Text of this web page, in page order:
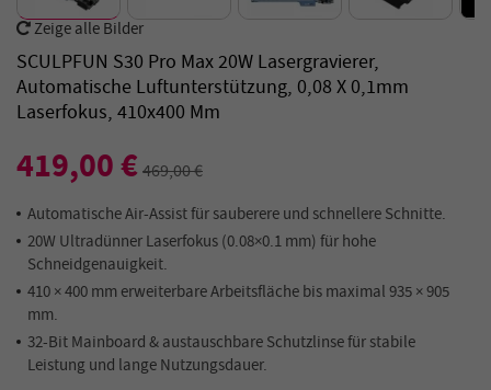
Zeige alle Bilder
SCULPFUN S30 Pro Max 20W Lasergravierer,
Automatische Luftunterstützung, 0,08 X 0,1mm
Laserfokus, 410x400 Mm
419,00 €469,00 €
Automatische Air-Assist für sauberere und schnellere Schnitte.
20W Ultradünner Laserfokus (0.08×0.1 mm) für hohe
Schneidgenauigkeit.
410 × 400 mm erweiterbare Arbeitsfläche bis maximal 935 × 905
mm.
32-Bit Mainboard & austauschbare Schutzlinse für stabile
Leistung und lange Nutzungsdauer.